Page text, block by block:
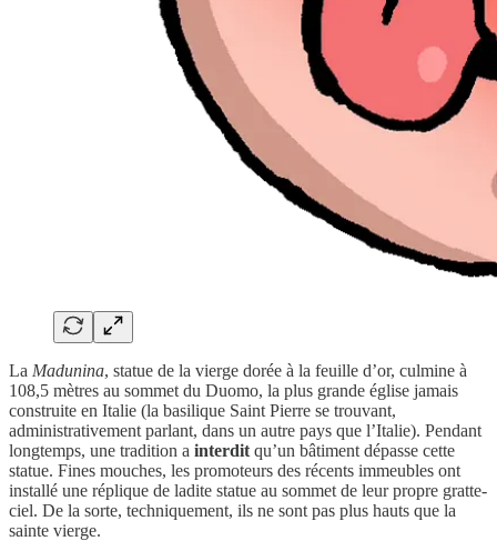
La Madunina, statue de la vierge dorée à la feuille d’or, culmine à
108,5 mètres au sommet du Duomo, la plus grande église jamais
construite en Italie (la basilique Saint Pierre se trouvant,
administrativement parlant, dans un autre pays que l’Italie). Pendant
longtemps, une tradition a interdit qu’un bâtiment dépasse cette
statue. Fines mouches, les promoteurs des récents immeubles ont
installé une réplique de ladite statue au sommet de leur propre gratte-
ciel. De la sorte, techniquement, ils ne sont pas plus hauts que la
sainte vierge.